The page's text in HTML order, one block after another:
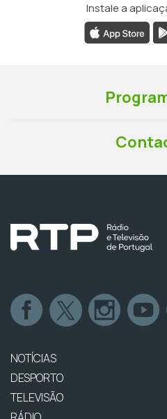
Instale a
NOTÍCIAS
DESPORTO
TELEVISÃO